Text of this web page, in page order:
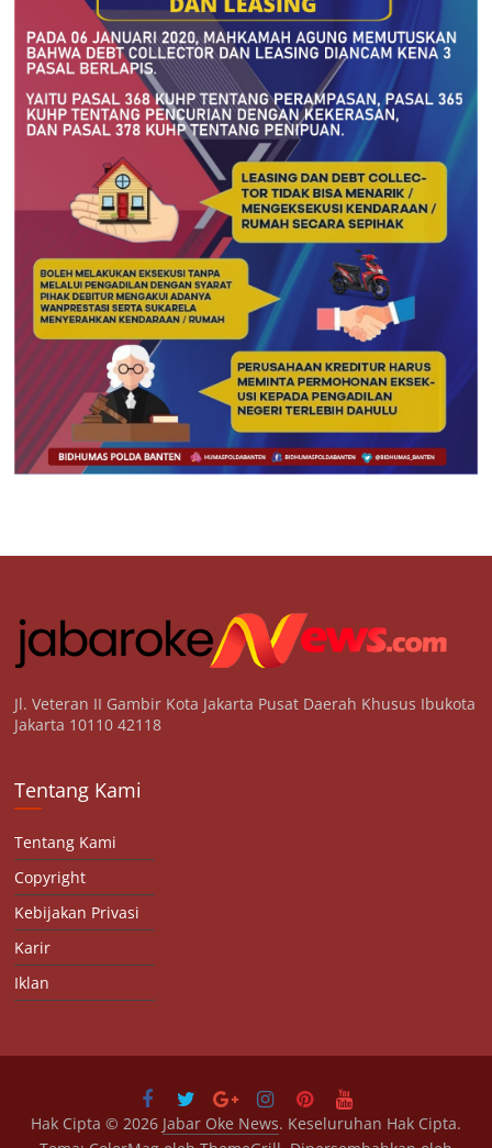
Jl. Veteran II Gambir Kota Jakarta Pusat Daerah Khusus Ibukota
Jakarta 10110 42118
Tentang Kami
Tentang Kami
Copyright
Kebijakan Privasi
Karir
Iklan
Hak Cipta © 2026 Jabar Oke News. Keseluruhan Hak Cipta.